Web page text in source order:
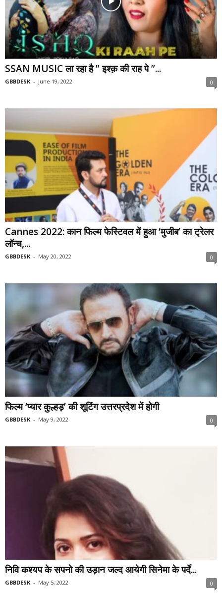
SSAN MUSIC ला रहा है ” इश्क़ की राह पे ”...
GBBDESK - June 19, 2022 0
Cannes 2022: कान फिल्म फेस्टिवल में हुआ ‘मुजीब’ का ट्रेलर
लॉन्च,...
GBBDESK - May 20, 2022 0
फिल्म ‘प्यार कुल्हड़’ की शूटिंग उत्तरप्रदेश में होगी
GBBDESK - May 9, 2022 0
निवि कश्यप के सपनो की उड़ान जल्द आयेगी सिनेमा के पर्दे...
GBBDESK - May 5, 2022 0